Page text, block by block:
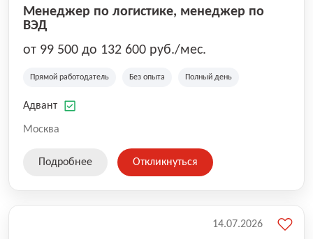
Менеджер по логистике, менеджер по
ВЭД
от 99 500 до 132 600 руб./мес.
Прямой работодатель Без опыта Полный день
Адвант
Москва
Подробнее Откликнуться
14.07.2026